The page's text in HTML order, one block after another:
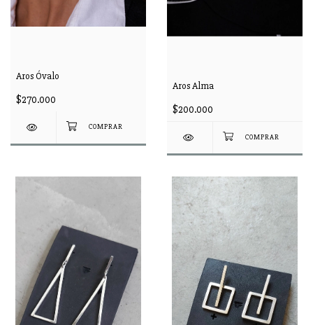
Aros Óvalo
$270.000
Aros Alma
$200.000